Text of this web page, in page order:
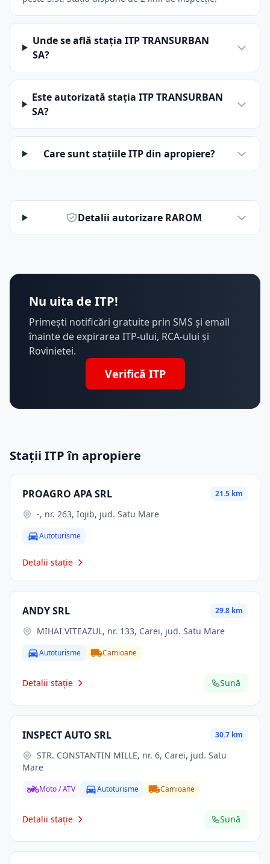
Unde se află stația ITP TRANSURBAN
SA?
Este autorizată stația ITP TRANSURBAN
SA?
Care sunt stațiile ITP din apropiere?
Detalii autorizare RAROM
Nu uita de ITP!
Primești notificări gratuite prin SMS și email
înainte de expirarea ITP-ului, RCA-ului și
Rovinietei.
Verifică ITP
Stații ITP în apropiere
PROAGRO APA SRL 21.5 km
-, nr. 263, Iojib, jud. Satu Mare
Autoturisme
Detalii stație
ANDY SRL 29.8 km
MIHAI VITEAZUL, nr. 133, Carei, jud. Satu Mare
Autoturisme Camioane
Detalii stație Sună
INSPECT AUTO SRL 30.7 km
Mare
Moto / ATV Autoturisme Camioane
Detalii stație Sună